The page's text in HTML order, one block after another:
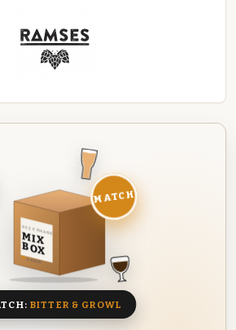
DEZE MAAND
MIX
BOX
8 BIEREN
MATCH
BITTER & GROWL